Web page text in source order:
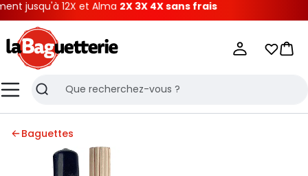
12X et Alma2X 3X 4X sans frais
MenuRecherche
Mes
Baguettes